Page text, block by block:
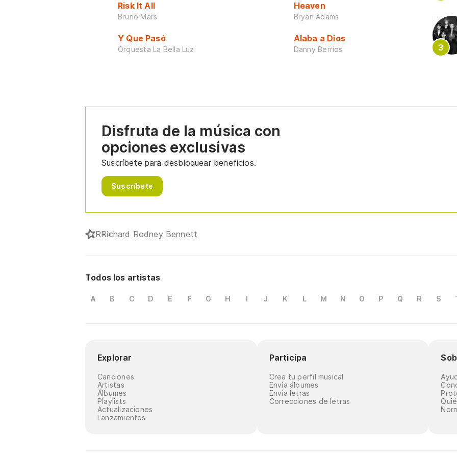
Risk It All
Bruno Mars
Y Que Pasó
Orquesta La Bella Luz
Heaven
Bryan Adams
Alaba a Dios
Danny Berrios
Disfruta de la música con
opciones exclusivas
Suscríbete para desbloquear beneficios.
Suscríbete
RRichard Rodney Bennett
Todos los artistas
A B C D E F G H I J K L M N O P Q R S
Explorar
Canciones
Artistas
Álbumes
Playlists
Actualizaciones
Lanzamientos
Participa
Crea tu perfil musical
Envía álbumes
Envía letras
Correcciones de letras